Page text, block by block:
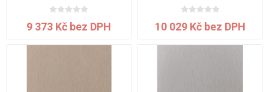
9 373 Kč bez DPH 10 029 Kč bez DPH